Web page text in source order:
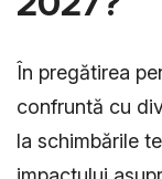
În pregătirea
confruntă cu
la schimbările